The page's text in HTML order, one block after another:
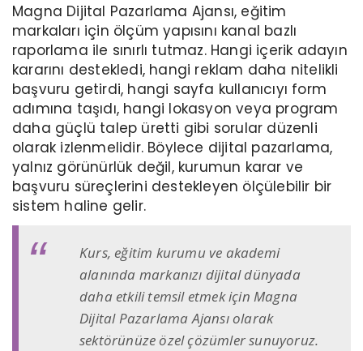
Magna Dijital Pazarlama Ajansı, eğitim
markaları için ölçüm yapısını kanal bazlı
raporlama ile sınırlı tutmaz. Hangi içerik adayın
kararını destekledi, hangi reklam daha nitelikli
başvuru getirdi, hangi sayfa kullanıcıyı form
adımına taşıdı, hangi lokasyon veya program
daha güçlü talep üretti gibi sorular düzenli
olarak izlenmelidir. Böylece dijital pazarlama,
yalnız görünürlük değil, kurumun karar ve
başvuru süreçlerini destekleyen ölçülebilir bir
sistem haline gelir.
Kurs, eğitim kurumu ve akademi
alanında markanızı dijital dünyada
daha etkili temsil etmek için Magna
Dijital Pazarlama Ajansı olarak
sektörünüze özel çözümler sunuyoruz.